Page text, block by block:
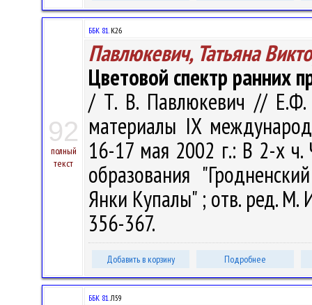
92
полный
текст
ББК 81.К26
Павлюкевич, Татьяна
Цветовой спектр ранних
/ Т. В. Павлюкевич // Е.Ф.
материалы IX
16-17 мая 2002 г.: В 2-х
образования
Янки Купалы" ; отв. ред. М.
356-367.
Добавить в корзину Подробнее
ББК 81.Л59